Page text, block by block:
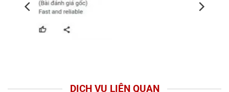
DỊCH VỤ LIÊN QUAN